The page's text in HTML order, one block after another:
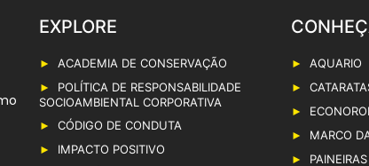
EXPLORE
ACADEMIA DE CONSERVAÇÃO
POLÍTICA DE RESPONSABILIDADE
SOCIOAMBIENTAL CORPORATIVA
CÓDIGO DE CONDUTA
IMPACTO POSITIVO
AQUARIO
MARCO